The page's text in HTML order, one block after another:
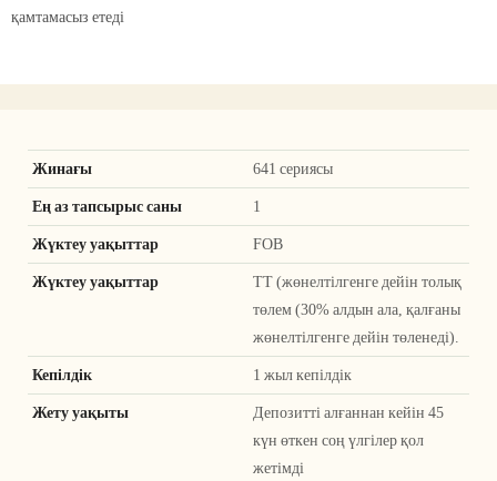
қамтамасыз етеді
Жинағы 641 сериясы
Ең аз тапсырыс саны 1
Жүктеу уақыттар FOB
Жүктеу уақыттар
ТТ (жөнелтілгенге дейін толық
төлем (30% алдын ала, қалғаны
жөнелтілгенге дейін төленеді).
Кепілдік 1 жыл кепілдік
Жету уақыты
Депозитті алғаннан кейін 45
күн өткен соң үлгілер қол
жетімді